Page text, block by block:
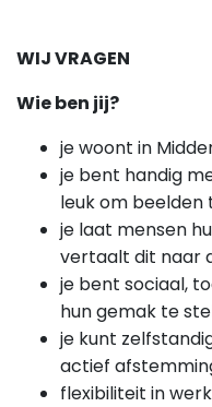
WIJ VRAGEN
Wie ben jij?
je woont in
je bent handig
leuk om beelden
je laat mensen
vertaalt dit naar
je bent sociaal,
hun gemak te
je kunt
actief
flexibiliteit in